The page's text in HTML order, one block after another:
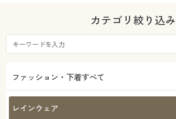
カテゴリ絞り込み
ファッション・下着すべて
レインウェア